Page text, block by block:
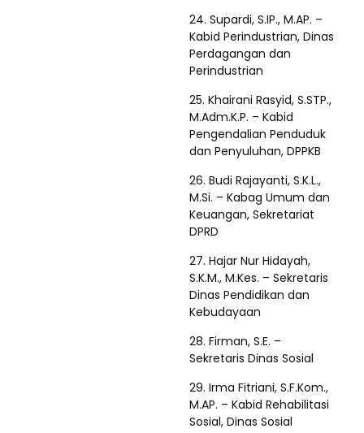
24. Supardi, S.IP., M.AP. –
Kabid Perindustrian, Dinas
Perdagangan dan
Perindustrian
25. Khairani Rasyid, S.STP.,
M.Adm.K.P. – Kabid
Pengendalian Penduduk
dan Penyuluhan, DPPKB
26. Budi Rajayanti, S.K.L.,
M.Si. – Kabag Umum dan
Keuangan, Sekretariat
DPRD
27. Hajar Nur Hidayah,
S.K.M., M.Kes. – Sekretaris
Dinas Pendidikan dan
Kebudayaan
28. Firman, S.E. –
Sekretaris Dinas Sosial
29. Irma Fitriani, S.F.Kom.,
M.AP. – Kabid Rehabilitasi
Sosial, Dinas Sosial